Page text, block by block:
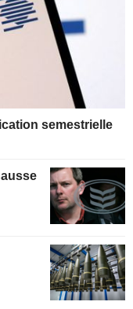
semestrielle